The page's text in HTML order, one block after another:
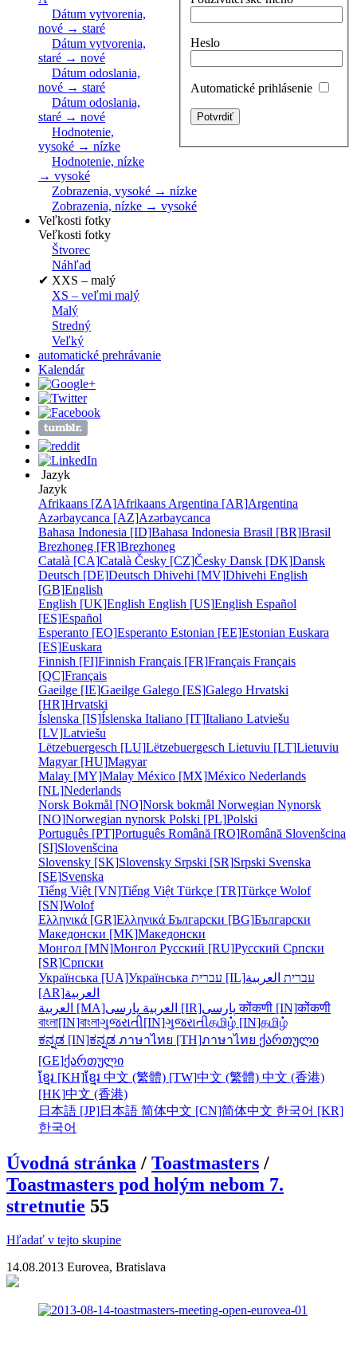
Heslo
Automatické prihlásenie
Dátum vytvorenia,
nové → staré
Dátum vytvorenia,
staré → nové
Dátum odoslania,
nové → staré
Dátum odoslania,
staré → nové
Hodnotenie,
vysoké → nízke
Hodnotenie, nízke
→ vysoké
Zobrazenia, vysoké → nízke
Zobrazenia, nízke → vysoké
Veľkosti fotky
Veľkosti fotky
Štvorec
Náhľad
✔ XXS – malý
XS – veľmi malý
Malý
Stredný
Veľký
automatické prehrávanie
Kalendár
Jazyk
Jazyk
Afrikaans [ZA]Afrikaans Argentina [AR]Argentina
Azərbaycanca [AZ]Azərbaycanca
Bahasa Indonesia [ID]Bahasa Indonesia Brasil [BR]Brasil
Brezhoneg [FR]Brezhoneg
Català [CA]Català Česky [CZ]Česky Dansk [DK]Dansk
Deutsch [DE]Deutsch Dhivehi [MV]Dhivehi English
[GB]English
English [UK]English English [US]English Español
[ES]Español
Esperanto [EO]Esperanto Estonian [EE]Estonian Euskara
[ES]Euskara
Finnish [FI]Finnish Français [FR]Français Français
[QC]Français
Gaeilge [IE]Gaeilge Galego [ES]Galego Hrvatski
[HR]Hrvatski
Íslenska [IS]Íslenska Italiano [IT]Italiano Latviešu
[LV]Latviešu
Lëtzebuergesch [LU]Lëtzebuergesch Lietuviu [LT]Lietuviu
Magyar [HU]Magyar
Malay [MY]Malay México [MX]México Nederlands
[NL]Nederlands
Norsk Bokmål [NO]Norsk bokmål Norwegian Nynorsk
[NO]Norwegian nynorsk Polski [PL]Polski
Português [PT]Português Română [RO]Română Slovenšcina
[SI]Slovenšcina
Slovensky [SK]Slovensky Srpski [SR]Srpski Svenska
[SE]Svenska
Tiếng Việt [VN]Tiếng Việt Türkçe [TR]Türkçe Wolof
[SN]Wolof
Ελληνικά [GR]Ελληνικά Български [BG]Български
Македонски [MK]Македонски
Монгол [MN]Монгол Русский [RU]Русский Српски
[SR]Српски
Українська [UA]Українська עברית [IL] עברית العربية
[AR]العربية
العربية [MA]
العربية پارسی [IR] پارسیकोंकणी [IN]कोंकणी
বাংলা[IN]বাংলাગુજરાતી[IN]ગુજરાતીதமிழ் [IN]தமிழ்
ಕನ್ನಡ [IN]ಕನ್ನಡ ภาษาไทย [TH]ภาษาไทย ქართული
[GE]ქართული
ខ្មែរ [KH]ខ្មែរ 中文 (繁體) [TW]中文 (繁體) 中文 (香港)
[HK]中文 (香港)
日本語 [JP]日本語 简体中文 [CN]简体中文 한국어 [KR]
한국어
Úvodná stránka / Toastmasters /
Toastmasters pod holým nebom 7.
stretnutie 55
Hľadať v tejto skupine
14.08.2013 Eurovea, Bratislava